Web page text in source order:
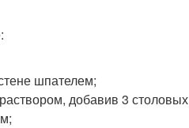
шпателем;
добавив 3